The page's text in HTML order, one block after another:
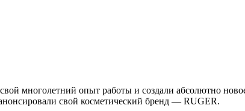
многолетний опыт работы и создали абсолютно
свой косметический бренд — RUGER.